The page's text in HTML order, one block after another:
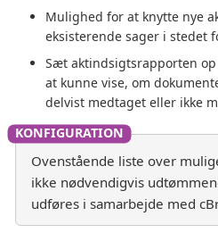
Mulighed for at knytte nye
eksisterende sager i stedet
Sæt aktindsigtsrapporten
at kunne vise, om
delvist medtaget eller ikke
Ovenstående liste over
ikke nødvendigvis
udføres i samarbejde med